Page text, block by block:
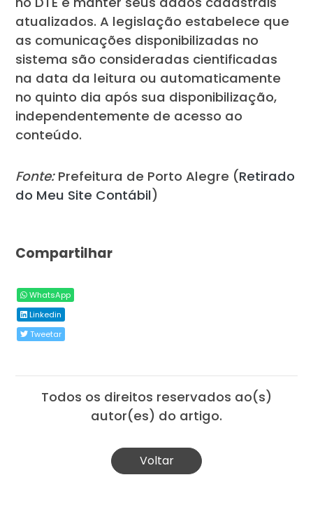
atualizados. A legislação estabelece que
as comunicações disponibilizadas no
sistema são consideradas cientificadas
na data da leitura ou automaticamente
no quinto dia após sua disponibilização,
independentemente de acesso ao
conteúdo.
Fonte:Prefeitura de Porto Alegre (Retirado
do Meu Site Contábil)
Compartilhar
WhatsApp
Linkedin
Tweetar
Todos os direitos reservados ao(s)
autor(es) do artigo.
Voltar